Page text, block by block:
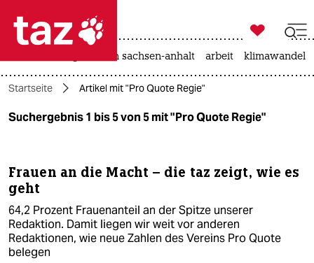
 taz zahl ich
taz zahl ich
themen
öko
gesellschaft
kultur

taz zahl ich
landtagswahl in sachsen-anhalt arbeit klimawandel
Startseite Artikel mit "Pro Quote Regie"
Suchergebnis 1 bis 5 von 5 mit "Pro Quote Regie"
Frauen an die Macht – die taz zeigt, wie es
geht
64,2 Prozent Frauenanteil an der Spitze unserer
Redaktion. Damit liegen wir weit vor anderen
Redaktionen, wie neue Zahlen des Vereins Pro Quote
belegen